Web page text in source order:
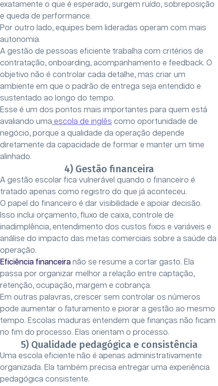
exatamente o que é esperado, surgem ruído, sobreposição
e queda de performance.
Por outro lado, equipes bem lideradas operam com mais
autonomia.
A gestão de pessoas eficiente trabalha com critérios de
contratação, onboarding, acompanhamento e feedback. O
objetivo não é controlar cada detalhe, mas criar um
ambiente em que o padrão de entrega seja entendido e
sustentado ao longo do tempo.
Esse é um dos pontos mais importantes para quem está
avaliando uma escola de inglês como oportunidade de
negócio, porque a qualidade da operação depende
diretamente da capacidade de formar e manter um time
alinhado.
4) Gestão financeira
A gestão escolar fica vulnerável quando o financeiro é
tratado apenas como registro do que já aconteceu.
O papel do financeiro é dar visibilidade e apoiar decisão.
Isso inclui orçamento, fluxo de caixa, controle de
inadimplência, entendimento dos custos fixos e variáveis e
análise do impacto das metas comerciais sobre a saúde da
operação.
Eficiência financeira não se resume a cortar gasto. Ela
passa por organizar melhor a relação entre captação,
retenção, ocupação, margem e cobrança.
Em outras palavras, crescer sem controlar os números
pode aumentar o faturamento e piorar a gestão ao mesmo
tempo. Escolas maduras entendem que finanças não ficam
no fim do processo. Elas orientam o processo.
5) Qualidade pedagógica e consistência
Uma escola eficiente não é apenas administrativamente
organizada. Ela também precisa entregar uma experiência
pedagógica consistente.